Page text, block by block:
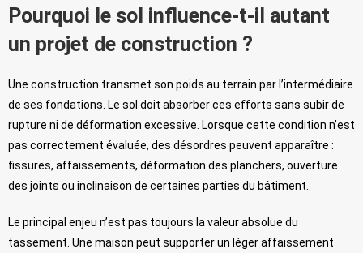
Pourquoi le sol influence-t-il autant
un projet de construction ?
Une construction transmet son poids au terrain par l’intermédiaire
de ses fondations. Le sol doit absorber ces efforts sans subir de
rupture ni de déformation excessive. Lorsque cette condition n’est
pas correctement évaluée, des désordres peuvent apparaître :
fissures, affaissements, déformation des planchers, ouverture
des joints ou inclinaison de certaines parties du bâtiment.
Le principal enjeu n’est pas toujours la valeur absolue du
tassement. Une maison peut supporter un léger affaissement